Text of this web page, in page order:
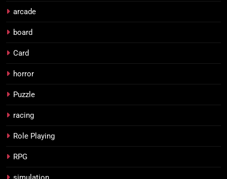
arcade
board
Card
horror
Puzzle
racing
Role Playing
RPG